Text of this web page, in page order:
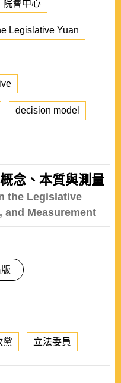
院會中心
Legislative Yuan
decision model
念、本質與測量
the Legislative
and Measurement
黨 立法委員